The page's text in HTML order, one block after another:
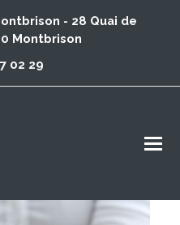
- 28 Quai de
Montbrison
02 29